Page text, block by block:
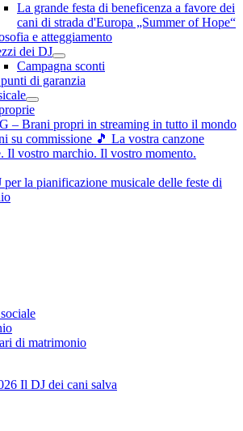
La grande festa di beneficenza a favore dei
cani di strada d'Europa „Summer of Hope“
e atteggiamento
dei DJ
Campagna sconti
di garanzia
– Brani propri in streaming in tutto il mondo
su commissione 🎵 La vostra canzone
Il vostro marchio. Il vostro momento.
per la pianificazione musicale delle feste di
di matrimonio